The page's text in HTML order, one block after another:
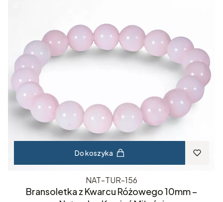
Do koszyka
NAT-TUR-156
Bransoletka z Kwarcu Różowego 10mm –